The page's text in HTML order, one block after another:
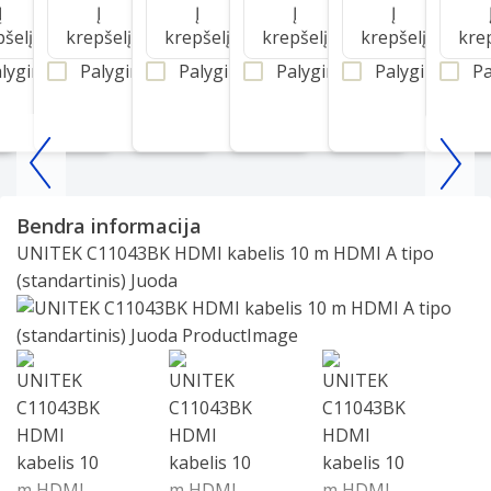
Į
krepšelį
Palyginti
Į
krepšelį
Palyginti
Į
krepšelį
Palyginti
Į
krepšelį
Palyginti
Item
25
Bendra informacija
UNITEK C11043BK HDMI kabelis 10 m HDMI A tipo
(standartinis) Juoda
Slide 1 of 3